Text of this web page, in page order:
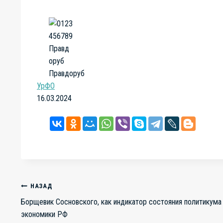
Правдоруб
УрФО
16.03.2024
Навигация
НАЗАД
Борщевик Сосновского, как индикатор состояния политикума
экономики РФ